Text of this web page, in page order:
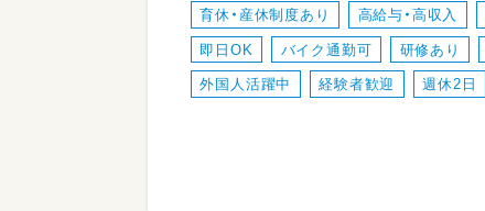
育休・産休制度あり 高給与・高収入
即日OK バイク通勤可 研修あり
外国人活躍中 経験者歓迎 週休2日